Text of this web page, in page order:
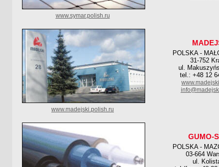
www.symar.polish.ru
POLSKA -
31-752
ul.
tel.: +48 12
www.madejski.polish.ru
GUMO-
POLSKA -
03-664
ul.